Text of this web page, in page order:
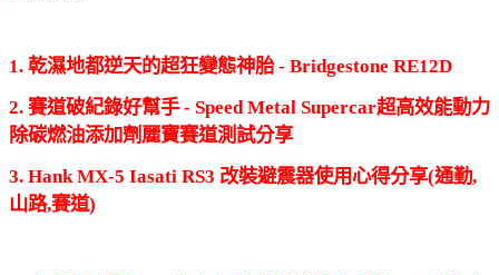
1. 乾濕地都逆天的超狂變態神胎 - Bridgestone RE12D
2. 賽道破紀錄好幫手 - Speed Metal Supercar超高效能動力
除碳燃油添加劑麗寶賽道測試分享
3. Hank MX-5 Iasati RS3 改裝避震器使用心得分享(通勤,
山路,賽道)